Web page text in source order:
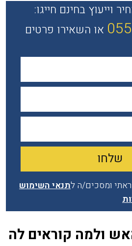
וייעוץ בחינם חייגו:
או השאירו פרטים
ומסכים/ה לתנאי השימוש
ולמה קוראים לה